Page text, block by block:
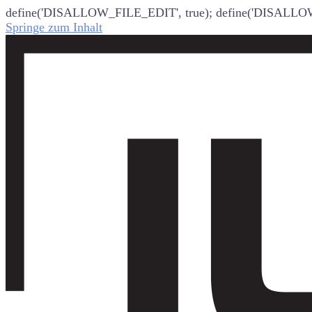
define('DISALLOW_FILE_EDIT', true);
Springe zum Inhalt